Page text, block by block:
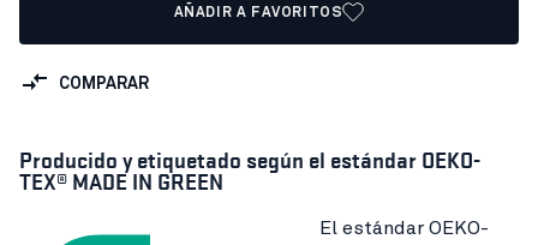
AÑADIR A FAVORITOS
COMPARAR
Producido y etiquetado según el estándar OEKO-
TEX® MADE IN GREEN
El estándar OEKO-